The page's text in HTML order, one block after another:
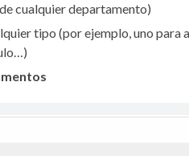
cualquier departamento)
tipo (por ejemplo, uno